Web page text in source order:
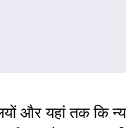
और यहां तक कि